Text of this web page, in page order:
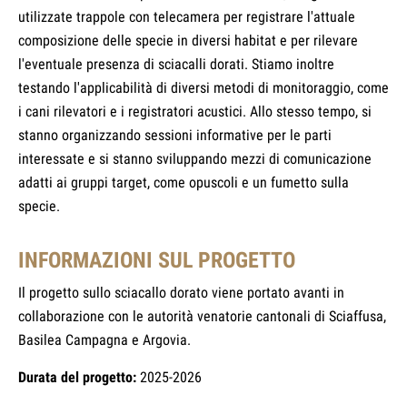
utilizzate trappole con telecamera per registrare l'attuale
composizione delle specie in diversi habitat e per rilevare
l'eventuale presenza di sciacalli dorati. Stiamo inoltre
testando l'applicabilità di diversi metodi di monitoraggio, come
i cani rilevatori e i registratori acustici. Allo stesso tempo, si
stanno organizzando sessioni informative per le parti
interessate e si stanno sviluppando mezzi di comunicazione
adatti ai gruppi target, come opuscoli e un fumetto sulla
specie.
INFORMAZIONI SUL PROGETTO
Il progetto sullo sciacallo dorato viene portato avanti in
collaborazione con le autorità venatorie cantonali di Sciaffusa,
Basilea Campagna e Argovia.
Durata del progetto: 2025-2026